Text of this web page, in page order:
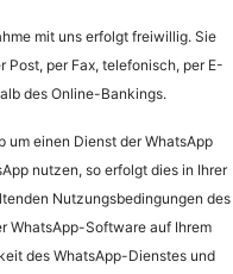
mit uns erfolgt freiwillig. Sie
per Fax, telefonisch, per E-
des Online-Bankings.
um einen Dienst der WhatsApp
nutzen, so erfolgt dies in Ihrer
Nutzungsbedingungen des
WhatsApp-Software auf Ihrem
des WhatsApp-Dienstes und